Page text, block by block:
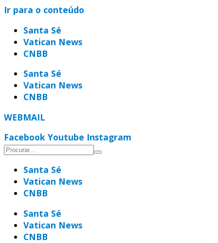
Ir para o conteúdo
Santa Sé
Vatican News
CNBB
Santa Sé
Vatican News
CNBB
WEBMAIL
Facebook Youtube Instagram
Santa Sé
Vatican News
CNBB
Santa Sé
Vatican News
CNBB